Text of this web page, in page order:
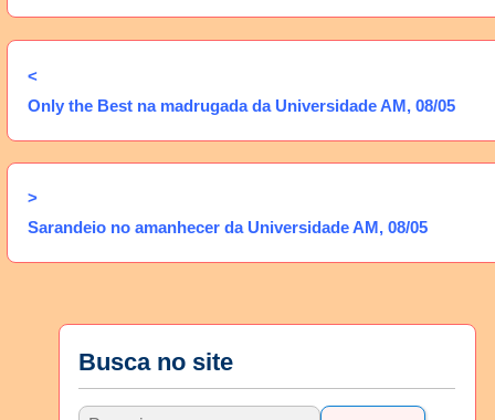
<
Only the Best na madrugada da Universidade AM, 08/05
>
Sarandeio no amanhecer da Universidade AM, 08/05
Busca no site